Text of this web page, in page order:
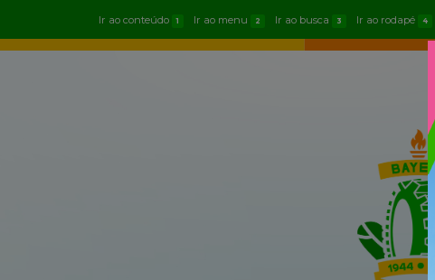
Ir ao conteúdo 1 Ir ao menu 2 Ir ao busca 3 Ir ao rodapé 4